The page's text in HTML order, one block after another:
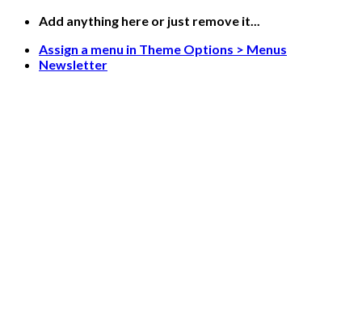
Saltar
contenido
Add anything here or just remove it...
Assign a menu in Theme Options > Menus
Newsletter